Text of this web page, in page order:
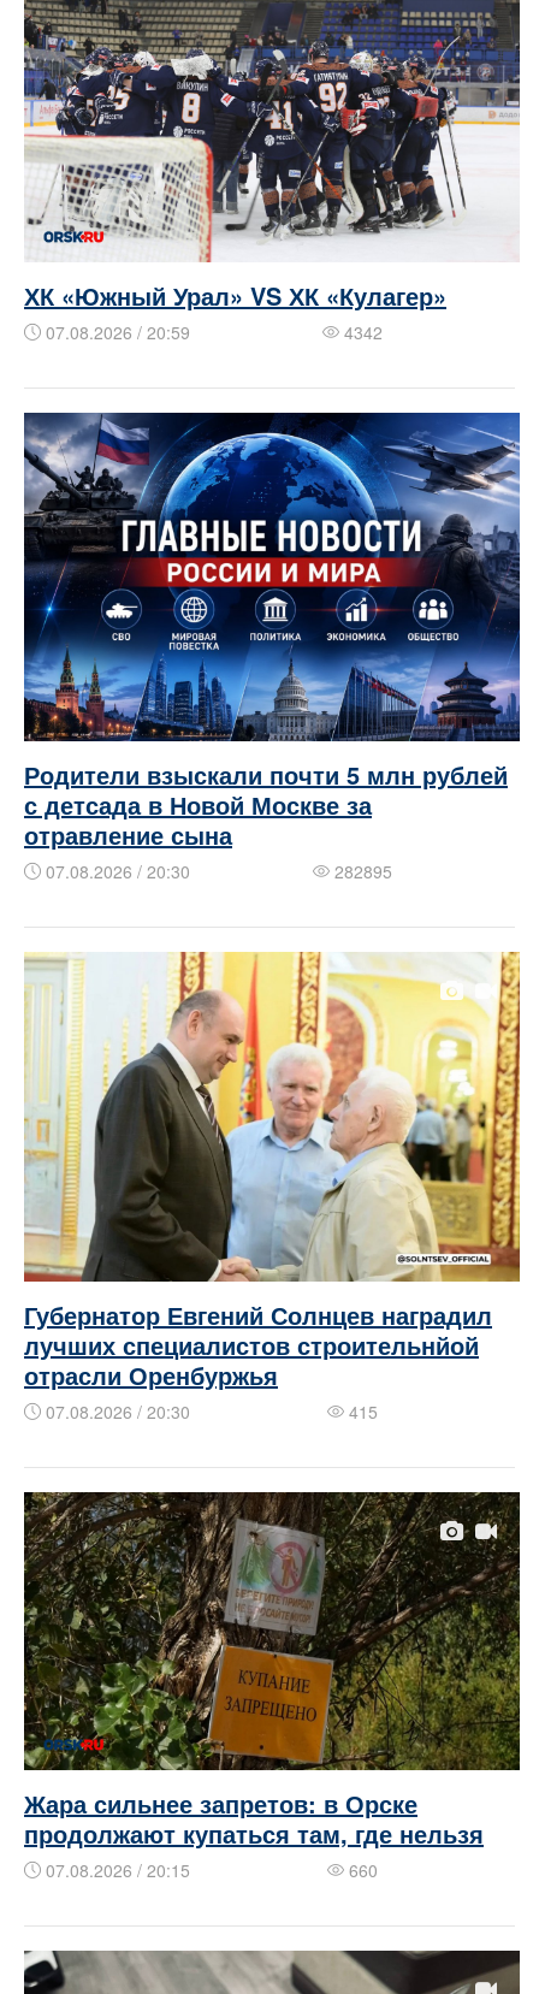
ХК «Южный Урал» VS ХК «Кулагер»
07.08.2026 / 20:59 4342
Родители взыскали почти 5 млн рублей
с детсада в Новой Москве за
отравление сына
07.08.2026 / 20:30 282895
Губернатор Евгений Солнцев наградил
лучших специалистов строительнйой
отрасли Оренбуржья
07.08.2026 / 20:30 415
Жара сильнее запретов: в Орске
продолжают купаться там, где нельзя
07.08.2026 / 20:15 660